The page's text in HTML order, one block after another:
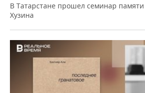
В Татарстане прошел семинар памяти
Хузина